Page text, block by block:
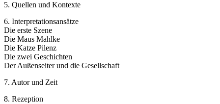
5. Quellen und Kontexte
6. Interpretationsansätze
Die erste Szene
Die Maus Mahlke
Die Katze Pilenz
Die zwei Geschichten
Der Außenseiter und die Gesellschaft
7. Autor und Zeit
8. Rezeption